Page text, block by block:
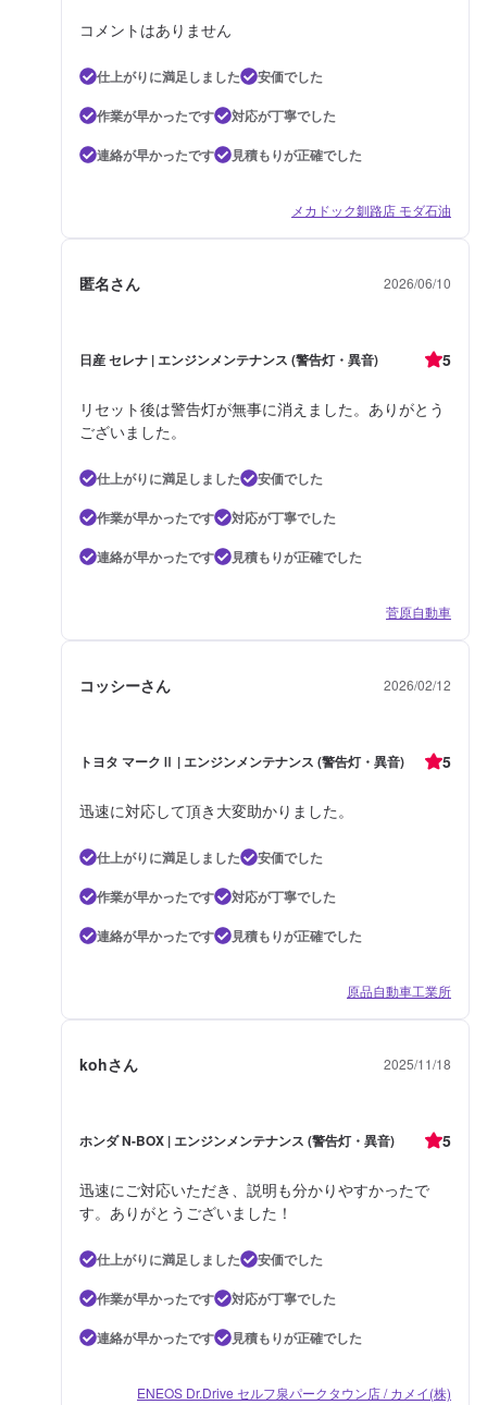
コメントはありません
仕上がりに満足しました
安価でした
作業が早かったです
対応が丁寧でした
連絡が早かったです
見積もりが正確でした
メカドック釧路店 モダ石油
匿名さん 2026/06/10
日産 セレナ | エンジンメンテナンス (警告灯・異音) 5
リセット後は警告灯が無事に消えました。ありがとう
ございました。
仕上がりに満足しました
安価でした
作業が早かったです
対応が丁寧でした
連絡が早かったです
見積もりが正確でした
菅原自動車
コッシーさん 2026/02/12
トヨタ マークⅡ | エンジンメンテナンス (警告灯・異音) 5
迅速に対応して頂き大変助かりました。
仕上がりに満足しました
安価でした
作業が早かったです
対応が丁寧でした
連絡が早かったです
見積もりが正確でした
原品自動車工業所
kohさん 2025/11/18
ホンダ N-BOX | エンジンメンテナンス (警告灯・異音) 5
迅速にご対応いただき、説明も分かりやすかったで
す。ありがとうございました！
仕上がりに満足しました
安価でした
作業が早かったです
対応が丁寧でした
連絡が早かったです
見積もりが正確でした
ENEOS Dr.Drive セルフ泉パークタウン店 / カメイ(株)